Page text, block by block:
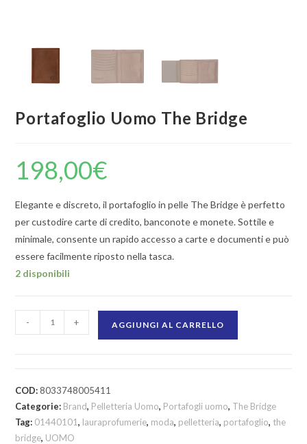
Portafoglio Uomo The Bridge
198,00€
Elegante e discreto, il portafoglio in pelle The Bridge è perfetto
per custodire carte di credito, banconote e monete. Sottile e
minimale, consente un rapido accesso a carte e documenti e può
essere facilmente riposto nella tasca.
2 disponibili
- + AGGIUNGI AL CARRELLO
COD:8033748005411
Categorie: Brand, Pelletteria Uomo, Portafogli uomo, The Bridge
Tag: 01440101, lauraprofumerie, moda, pelletteria, portafoglio, the
bridge, UOMO